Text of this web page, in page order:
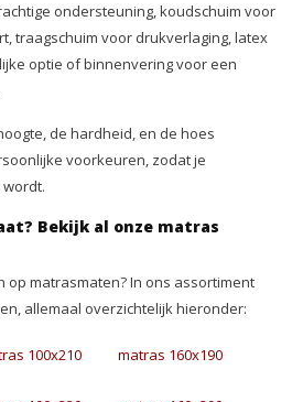
ondersteuning, koudschuim voor
traagschuim voor drukverlaging, latex
optie of binnenvering voor een
de hardheid, en de hoes
voorkeuren, zodat je
Bekijk al onze matras
op matrasmaten? In ons assortiment
allemaal overzichtelijk hieronder:
100x210 matras 160x190